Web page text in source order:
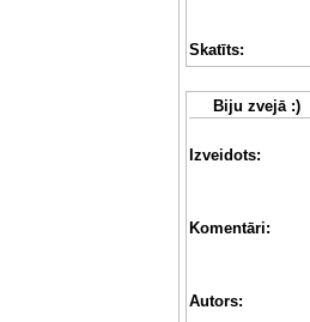
Skatīts:
Biju zvejā :)
Izveidots:
Komentāri:
Autors: